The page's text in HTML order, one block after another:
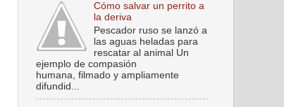
Cómo salvar un perrito a
la deriva
Pescador ruso se lanzó a
las aguas heladas para
rescatar al animal Un
ejemplo de compasión
humana, filmado y ampliamente
difundid...